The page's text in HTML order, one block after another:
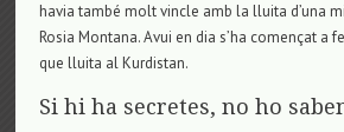
havia també molt vincle amb la lluita d’una
Rosia Montana. Avui en dia s’ha començat a
que lluita al Kurdistan.
Si hi ha secretes, no ho